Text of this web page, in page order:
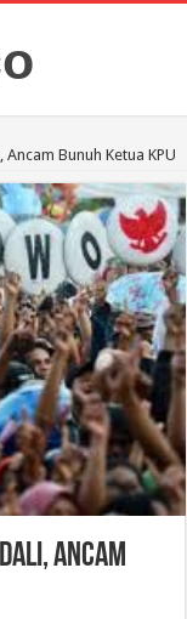
Bunuh Ketua KPU
Ancam